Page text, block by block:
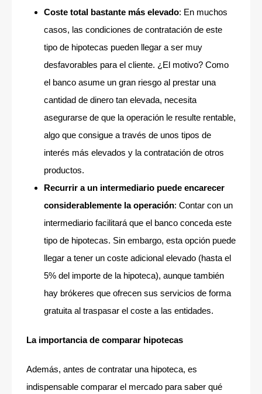
Coste total bastante más elevado: En muchos
casos, las condiciones de contratación de este
tipo de hipotecas pueden llegar a ser muy
desfavorables para el cliente. ¿El motivo? Como
el banco asume un gran riesgo al prestar una
cantidad de dinero tan elevada, necesita
asegurarse de que la operación le resulte rentable,
algo que consigue a través de unos tipos de
interés más elevados y la contratación de otros
productos.
Recurrir a un intermediario puede encarecer
considerablemente la operación: Contar con un
intermediario facilitará que el banco conceda este
tipo de hipotecas. Sin embargo, esta opción puede
llegar a tener un coste adicional elevado (hasta el
5% del importe de la hipoteca), aunque también
hay brókeres que ofrecen sus servicios de forma
gratuita al traspasar el coste a las entidades.
La importancia de comparar hipotecas
Además, antes de contratar una hipoteca, es
indispensable comparar el mercado para saber qué